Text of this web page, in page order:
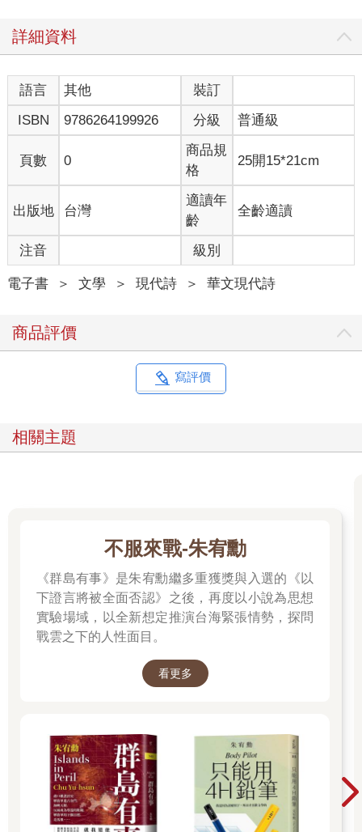
詳細資料
語言 其他
裝訂
ISBN
9786264199926 分級 普通級
頁數 0
商品規
格
25開15*21cm
出版地 台灣
適讀年
齡
全齡適讀
注音 級別
電子書 ＞ 文學 ＞ 現代詩 ＞ 華文現代詩
商品評價
寫評價
相關主題
不服來戰-朱宥勳
《群島有事》是朱宥勳繼多重獲獎與入選的《以
下證言將被全面否認》之後，再度以小說為思想
實驗場域，以全新想定推演台海緊張情勢，探問
戰雲之下的人性面目。
看更多